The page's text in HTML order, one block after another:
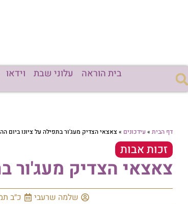
בית הוראה עלוני שבת וידאו
דף הבית » עידכונים »צאצאי הצדיק מעג'ור בתפילה על ציונו ביום
זכות אבות
צאצאי הצדיק מעג'ור
שלמה שרעבי כ״ב